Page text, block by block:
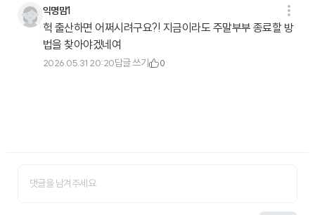
익명맘1
헉 출산하면 어쩌시려구요?! 지금이라도 주말부부 종료할 방
법을 찾아야겠네여
2026.05.31 20:20답글 쓰기 0